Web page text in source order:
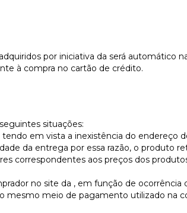
por iniciativa da será automático
à compra no cartão de crédito.
situações:
em vista a inexistência do endereço
da entrega por essa razão, o produto
correspondentes aos preços dos
no site da , em função de ocorrência
mesmo meio de pagamento utilizado na